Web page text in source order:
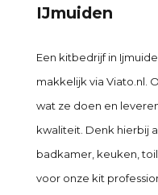
IJmuiden
Een kitbedrijf in
makkelijk via Viato.nl.
wat ze doen en
kwaliteit. Denk hierbij
badkamer, keuken,
voor onze kit